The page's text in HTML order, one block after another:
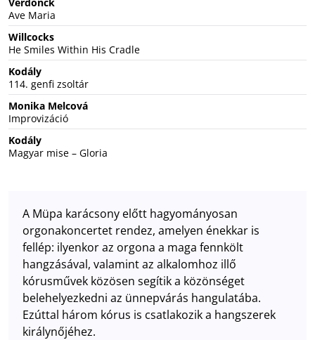
Ave Maria
Willcocks
He Smiles Within His Cradle
Kodály
114. genfi zsoltár
Monika Melcová
Improvizáció
Kodály
Magyar mise – Gloria
A Müpa karácsony előtt hagyományosan
orgonakoncertet rendez, amelyen énekkar is
fellép: ilyenkor az orgona a maga fennkölt
hangzásával, valamint az alkalomhoz illő
kórusművek közösen segítik a közönséget
belehelyezkedni az ünnepvárás hangulatába.
Ezúttal három kórus is csatlakozik a hangszerek
királynőjéhez.